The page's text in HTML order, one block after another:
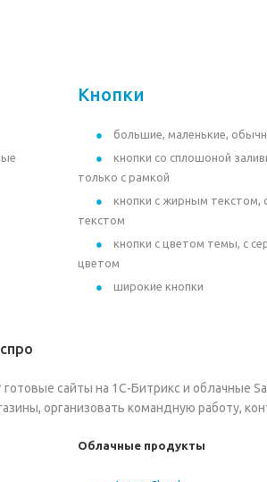
Кнопки
большие, маленькие,
кнопки со сплошоной
только с рамкой
кнопки с жирным текстом,
текстом
кнопки с цветом темы, с
цветом
широкие кнопки
сайты на 1С-Битрикс и облачные
организовать командную работу,
Облачные продукты